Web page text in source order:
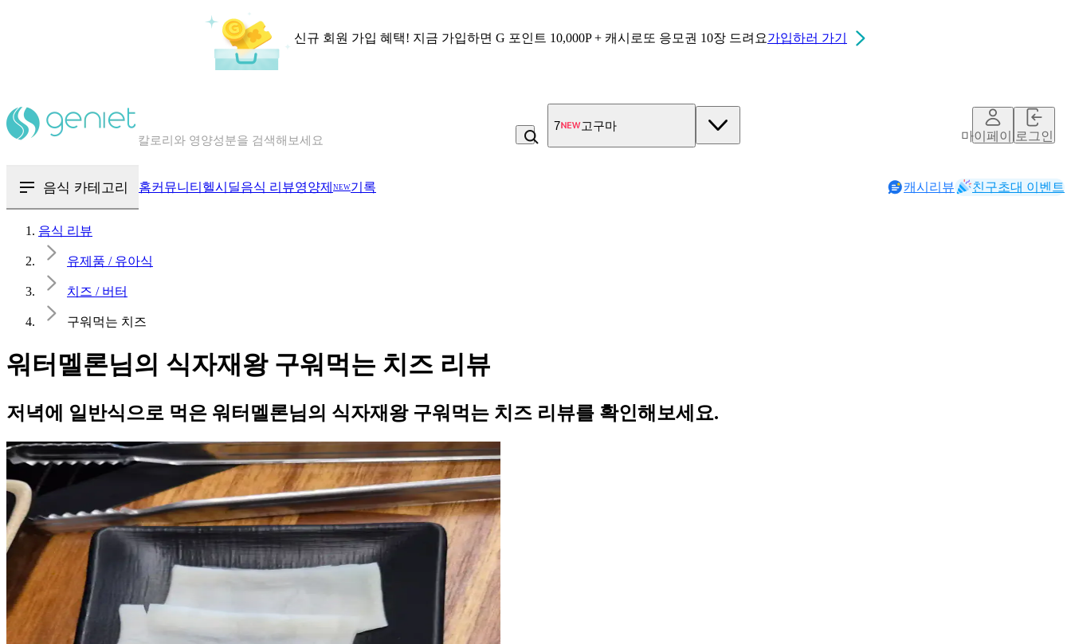
신규 회원 가입 혜택! 지금 가입하면 G 포인트 10,000P + 캐시로또 응모권 10장 드려요가입하러 가기
혈당 · 다이어트 음식 검색해보세요
7 고구마
마이페이지로그인
음식 카테고리 홈커뮤니티 헬시딜음식 리뷰영양제 NEW기록 캐시리뷰 친구초대 이벤트
음식 리뷰
유제품 / 유아식
치즈 / 버터
구워먹는 치즈
워터멜론님의 식자재왕 구워먹는 치즈 리뷰
저녁에 일반식으로 먹은 워터멜론님의 식자재왕 구워먹는 치즈 리뷰를 확인해보세요.